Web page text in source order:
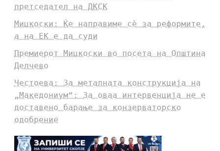
претседател на ДКСК
Мицкоски: Ќе направиме сè за реформите,
а на ЕК е да суди
Премиерот Мицкоски во посета на Општина
Делчево
Честоева: За металната конструкција на
„Македониум“: За оваа интервенција не е
доставено барање за конзерваторско
одобрение